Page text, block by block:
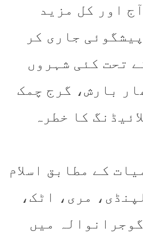
اور کل مزید
جاری کر
تحت کئی شہروں
بارش، گرج چمک
کا خطرہ
کے مطابق اسلام
مری، اٹک،
میں